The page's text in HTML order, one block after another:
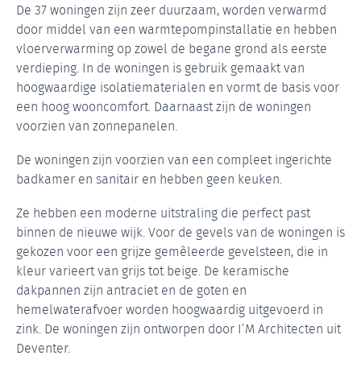
De 37 woningen zijn zeer duurzaam, worden verwarmd
door middel van een warmtepompinstallatie en hebben
vloerverwarming op zowel de begane grond als eerste
verdieping. In de woningen is gebruik gemaakt van
hoogwaardige isolatiematerialen en vormt de basis voor
een hoog wooncomfort. Daarnaast zijn de woningen
voorzien van zonnepanelen.
De woningen zijn voorzien van een compleet ingerichte
badkamer en sanitair en hebben geen keuken.
Ze hebben een moderne uitstraling die perfect past
binnen de nieuwe wijk. Voor de gevels van de woningen is
gekozen voor een grijze gemêleerde gevelsteen, die in
kleur varieert van grijs tot beige. De keramische
dakpannen zijn antraciet en de goten en
hemelwaterafvoer worden hoogwaardig uitgevoerd in
zink. De woningen zijn ontworpen door I’M Architecten uit
Deventer.